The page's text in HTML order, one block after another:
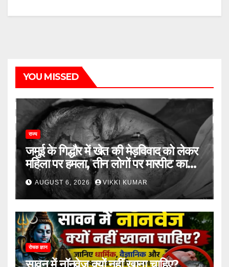
YOU MISSED
राज्य
जमुई के गिद्धौर में खेत की मेड़विवाद को लेकर
महिला पर हमला, तीन लोगों पर मारपीट का
आरोप
AUGUST 6, 2026 VIKKI KUMAR
रोचक ज्ञान